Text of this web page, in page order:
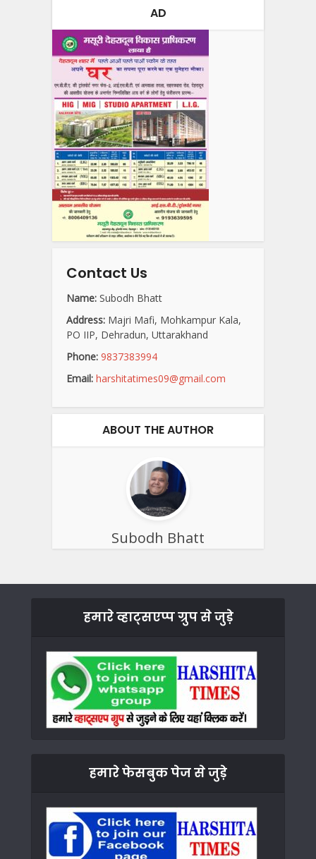
AD
Contact Us
Name: Subodh Bhatt
Address: Majri Mafi, Mohkampur Kala,
PO IIP, Dehradun, Uttarakhand
Phone: 9837383994
Email: harshitatimes09@gmail.com
ABOUT THE AUTHOR
Subodh Bhatt
हमारे व्हाट्सएप्प ग्रुप से जुड़े
हमारे फेसबुक पेज से जुड़े